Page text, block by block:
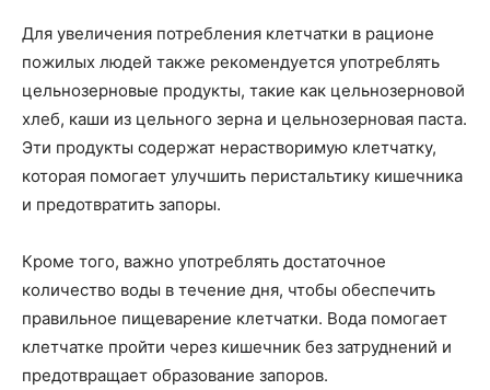
Для увеличения потребления клетчатки в рационе
пожилых людей также рекомендуется употреблять
цельнозерновые продукты, такие как цельнозерновой
хлеб, каши из цельного зерна и цельнозерновая паста.
Эти продукты содержат нерастворимую клетчатку,
которая помогает улучшить перистальтику кишечника
и предотвратить запоры.
Кроме того, важно употреблять достаточное
количество воды в течение дня, чтобы обеспечить
правильное пищеварение клетчатки. Вода помогает
клетчатке пройти через кишечник без затруднений и
предотвращает образование запоров.